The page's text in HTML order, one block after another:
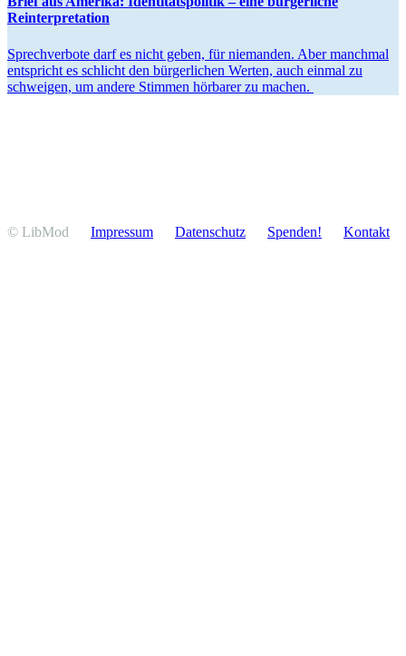
Reinterpretation
Sprech­verbote darf es nicht geben, für niemanden. Aber manchmal
entspricht es schlicht den bürger­lichen Werten, auch einmal zu
schweigen, um andere Stimmen hörbarer zu machen.
© LibMod Impressum Daten­schutz Spenden! Kontakt